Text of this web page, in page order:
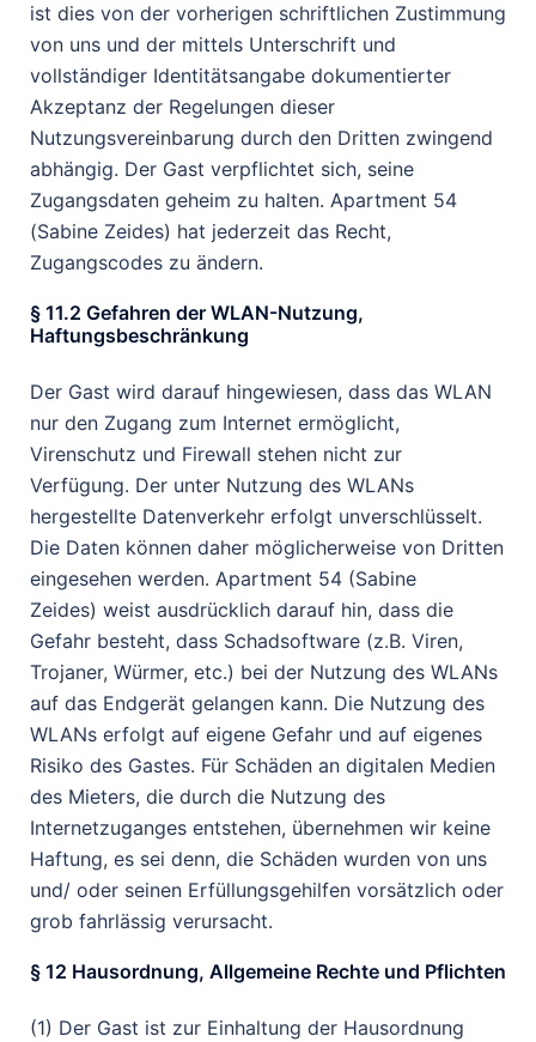
ist dies von der vorherigen schriftlichen Zustimmung
von uns und der mittels Unterschrift und
vollständiger Identitätsangabe dokumentierter
Akzeptanz der Regelungen dieser
Nutzungsvereinbarung durch den Dritten zwingend
abhängig. Der Gast verpflichtet sich, seine
Zugangsdaten geheim zu halten. Apartment 54
(Sabine Zeides) hat jederzeit das Recht,
Zugangscodes zu ändern.
§ 11.2 Gefahren der WLAN-Nutzung,
Haftungsbeschränkung
Der Gast wird darauf hingewiesen, dass das WLAN
nur den Zugang zum Internet ermöglicht,
Virenschutz und Firewall stehen nicht zur
Verfügung. Der unter Nutzung des WLANs
hergestellte Datenverkehr erfolgt unverschlüsselt.
Die Daten können daher möglicherweise von Dritten
eingesehen werden. Apartment 54 (Sabine
Zeides) weist ausdrücklich darauf hin, dass die
Gefahr besteht, dass Schadsoftware (z.B. Viren,
Trojaner, Würmer, etc.) bei der Nutzung des WLANs
auf das Endgerät gelangen kann. Die Nutzung des
WLANs erfolgt auf eigene Gefahr und auf eigenes
Risiko des Gastes. Für Schäden an digitalen Medien
des Mieters, die durch die Nutzung des
Internetzuganges entstehen, übernehmen wir keine
Haftung, es sei denn, die Schäden wurden von uns
und/ oder seinen Erfüllungsgehilfen vorsätzlich oder
grob fahrlässig verursacht.
§ 12 Hausordnung, Allgemeine Rechte und Pflichten
(1) Der Gast ist zur Einhaltung der Hausordnung